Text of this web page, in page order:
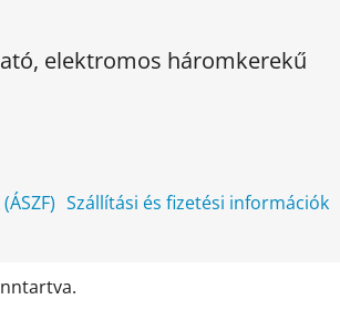
elektromos háromkerekű
Szállítási és fizetési információk